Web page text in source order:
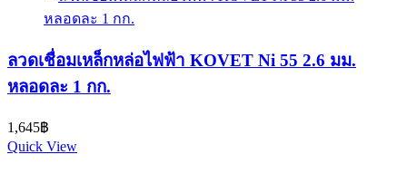
ลวดเชื่อมเหล็กหล่อไฟฟ้า KOVET Ni 55 2.6 มม.
หลอดละ 1 กก.
1,645฿
Quick View